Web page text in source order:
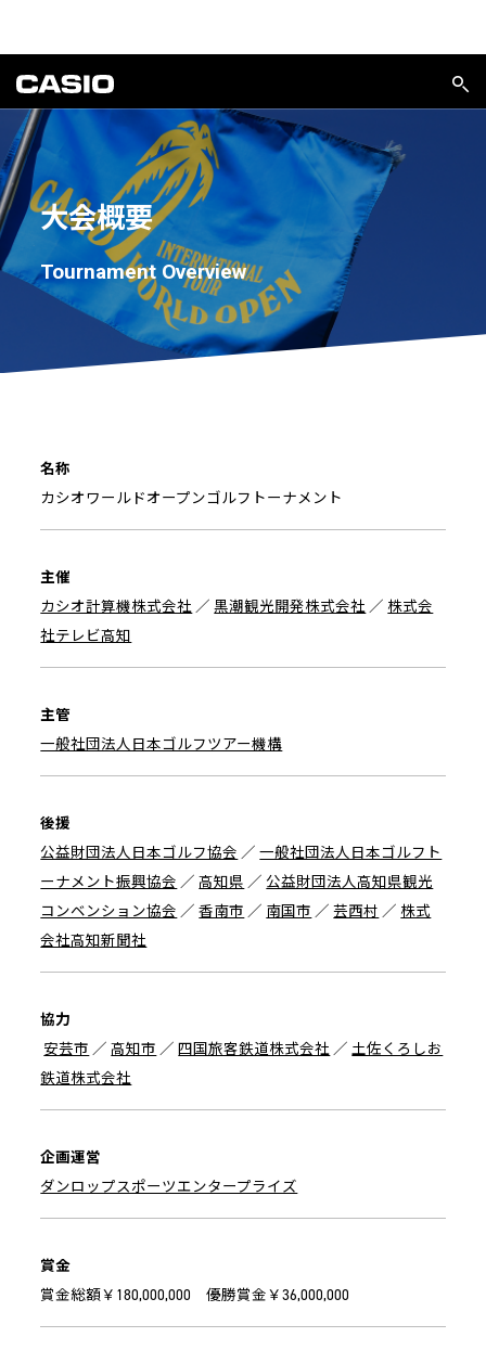
大会概要
Tournament Overview
名称
カシオワールドオープンゴルフトーナメント
主催
カシオ計算機株式会社 ／黒潮観光開発株式会社 ／ 株式会
社テレビ高知
主管
一般社団法人日本ゴルフツアー機構
後援
公益財団法人日本ゴルフ協会 ／一般社団法人日本ゴルフト
ーナメント振興協会 ／高知県 ／ 公益財団法人高知県観光
コンベンション協会 ／香南市 ／ 南国市 ／芸西村 ／ 株式
会社高知新聞社
協力
安芸市 ／高知市 ／四国旅客鉄道株式会社 ／土佐くろしお
鉄道株式会社
企画運営
ダンロップスポーツエンタープライズ
賞金
賞金総額￥180,000,000 優勝賞金￥36,000,000